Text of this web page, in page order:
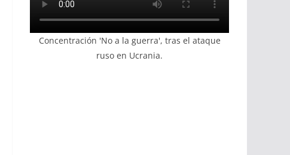
Concentración 'No a la guerra', tras el ataque
ruso en Ucrania.